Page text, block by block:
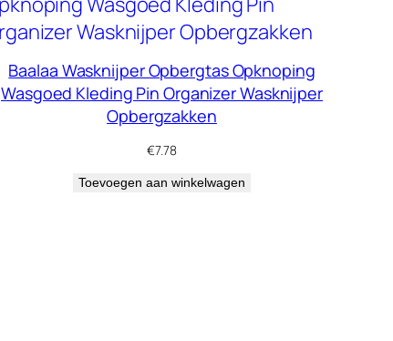
Baalaa Wasknijper Opbergtas Opknoping
Wasgoed Kleding Pin Organizer Wasknijper
Opbergzakken
€7.78
Toevoegen aan winkelwagen